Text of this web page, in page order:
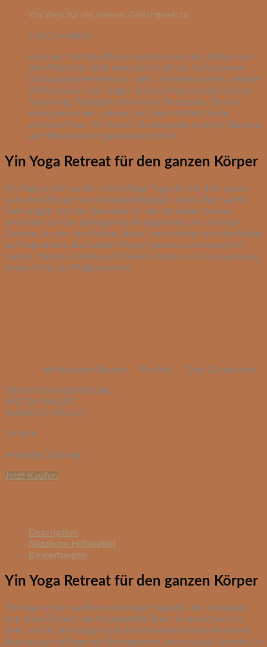
Yin Yoga für ein inneres Gleichgewicht
1std 5 minuten
In dieser Yin Yoga Klasse sprechen wir den Körper von
den Füßen bis nach oben zum Kopf an. Auf unserem
Übungsweg nehmen wir wahr und beobachten, welche
Widerstände sich zeigen. Solche Widerstände können
Spannung, Festigkeit oder auch Stress sein. Einmal
wahrgenommen, können wir diese Widerstände
achtsam lösen. So findest Du Ausgeglichenheit, Balance
und Harmonie im gesamten System.
Yin Yoga Retreat für den ganzen Körper
Yin Yoga ist ein sanfter und ruhiger Yogastil, bei dem passiv
und ohne Einsatz von Muskelkraft geübt wird. Über sanfte
Dehnungen und das Verweilen in den einzelnen Asanas
erreichen wir das tiefliegende Bindegewebe, das fasziale
Gewebe. In den drei Videos dieser Serie richten wir den Fokus
auf Sequenzen, die Deinen Körper gesund und beweglich
halten. Weitere Effekte auf Deinen Körper sind Entspannung,
innere Ruhe und Regeneration.
mit Karoline Dauwe Für Alle 3std 15 minuten
DEIN YOGA INDIVIDUAL.
WO DU WILLST.
WANN DU WILLST.
19,90 €
einmalige Zahlung
Jetzt Kaufen
Description
Nützliche Hilfsmittel
Bewertungen
Yin Yoga Retreat für den ganzen Körper
Yin Yoga ist ein sanfter und ruhiger Yogastil, den wir passiv
und ohne Einsatz von Muskelkraft üben. So erreichen wir
über sanfte Dehnungen und das Verweilen in den einzelnen
Asanas das tiefliegende Bindegewebe, das fasziale Gewebe. In